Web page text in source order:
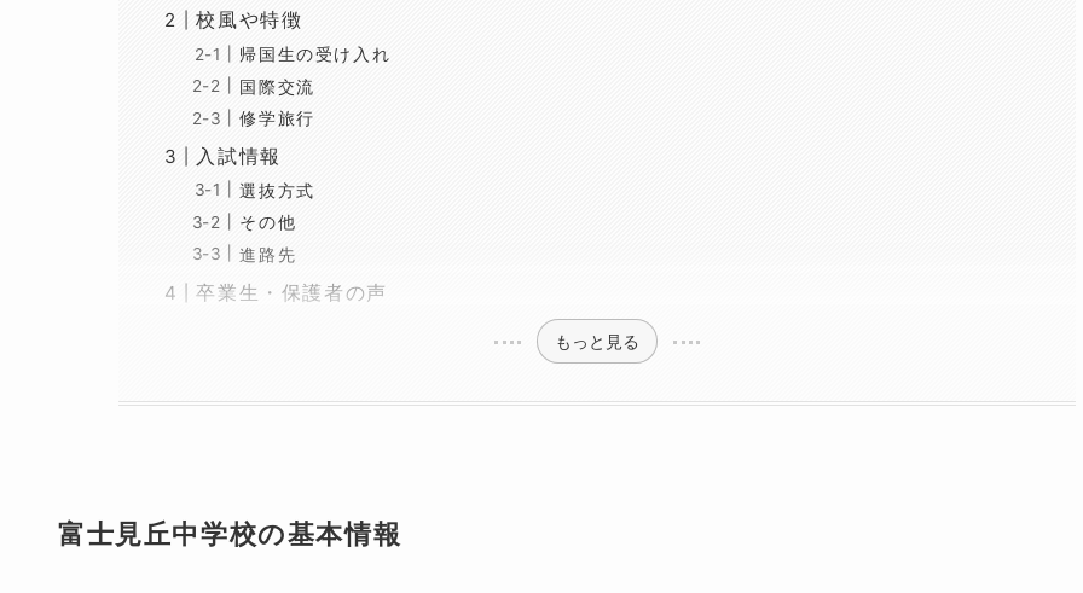
校風や特徴
帰国生の受け入れ
国際交流
修学旅行
入試情報
選抜方式
その他
進路先
卒業生・保護者の声
もっと見る
富士見丘中学校の基本情報